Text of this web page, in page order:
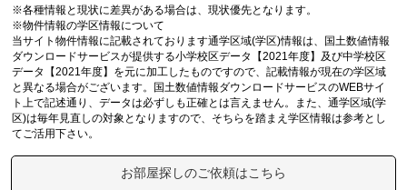
※各種情報と現状に差異がある場合は、現状優先となります。
※物件情報の学区情報について
当サイト物件情報に記載されております通学区域(学区)情報は、国土数値情報
ダウンロードサービスが提供する小学校区データ【2021年度】及び中学校区
データ【2021年度】を元に加工したものですので、記載情報が現在の学区域
と異なる場合がございます。国土数値情報ダウンロードサービスのWEBサイ
ト上で記述通り、データは必ずしも正確とは言えません。また、通学区域(学
区)は毎年見直しの対象となりますので、そちらを踏まえ学区情報は参考とし
てご活用下さい。
お部屋探しのご依頼はこちら